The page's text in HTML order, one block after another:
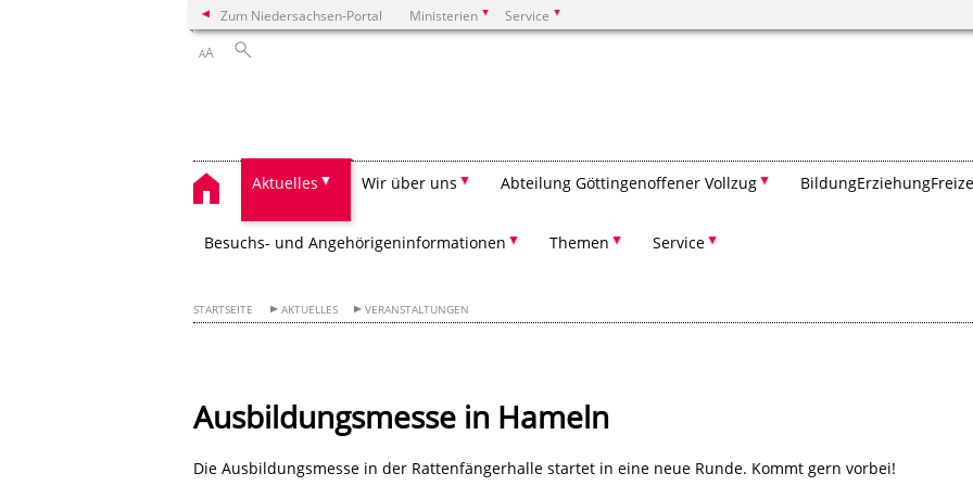
Zum Niedersachsen-Portal Ministerien Service
AA
Aktuelles Wir über uns Abteilung Göttingen­offener Vollzug
Besuchs- und Angehörigeninformationen Themen Service
STARTSEITE AKTUELLES VERANSTALTUNGEN
Ausbildungsmesse in Hameln
Die Ausbildungsmesse in der Rattenfängerhalle startet in eine neue Runde. Kommt gern vorbei!